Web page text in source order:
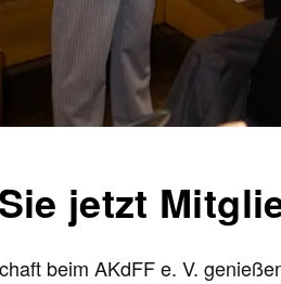
jetzt
beim AKdFF e. V.